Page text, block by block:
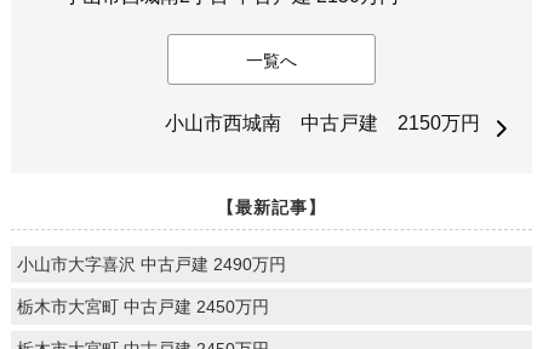
一覧へ
小山市西城南 中古戸建 2150万円
【最新記事】
小山市大字喜沢 中古戸建 2490万円
栃木市大宮町 中古戸建 2450万円